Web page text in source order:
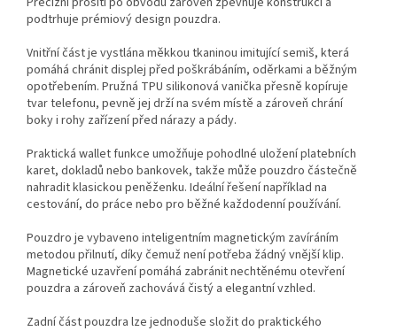
podtrhuje prémiový design pouzdra.
Vnitřní část je vystlána měkkou tkaninou imitující semiš, která
pomáhá chránit displej před poškrábáním, oděrkami a běžným
opotřebením. Pružná TPU silikonová vanička přesně kopíruje
tvar telefonu, pevně jej drží na svém místě a zároveň chrání
boky i rohy zařízení před nárazy a pády.
Praktická wallet funkce umožňuje pohodlné uložení platebních
karet, dokladů nebo bankovek, takže může pouzdro částečně
nahradit klasickou peněženku. Ideální řešení například na
cestování, do práce nebo pro běžné každodenní používání.
Pouzdro je vybaveno inteligentním magnetickým zavíráním
metodou přilnutí, díky čemuž není potřeba žádný vnější klip.
Magnetické uzavření pomáhá zabránit nechtěnému otevření
pouzdra a zároveň zachovává čistý a elegantní vzhled.
Zadní část pouzdra lze jednoduše složit do praktického